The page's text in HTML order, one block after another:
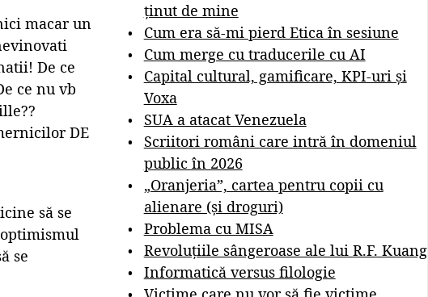
macar un
De ce
ce nu vb
DE
să se
se
ținut de mine
Cum era să-mi pierd Etica în sesiune
Cum merge cu traducerile cu AI
Capital cultural, gamificare, KPI-uri și
Voxa
SUA a atacat Venezuela
Scriitori români care intră în domeniul
public în 2026
„Oranjeria”, cartea pentru copii cu
alienare (și droguri)
Problema cu MISA
Revoluțiile sângeroase ale lui R.F. Kuang
Informatică versus filologie